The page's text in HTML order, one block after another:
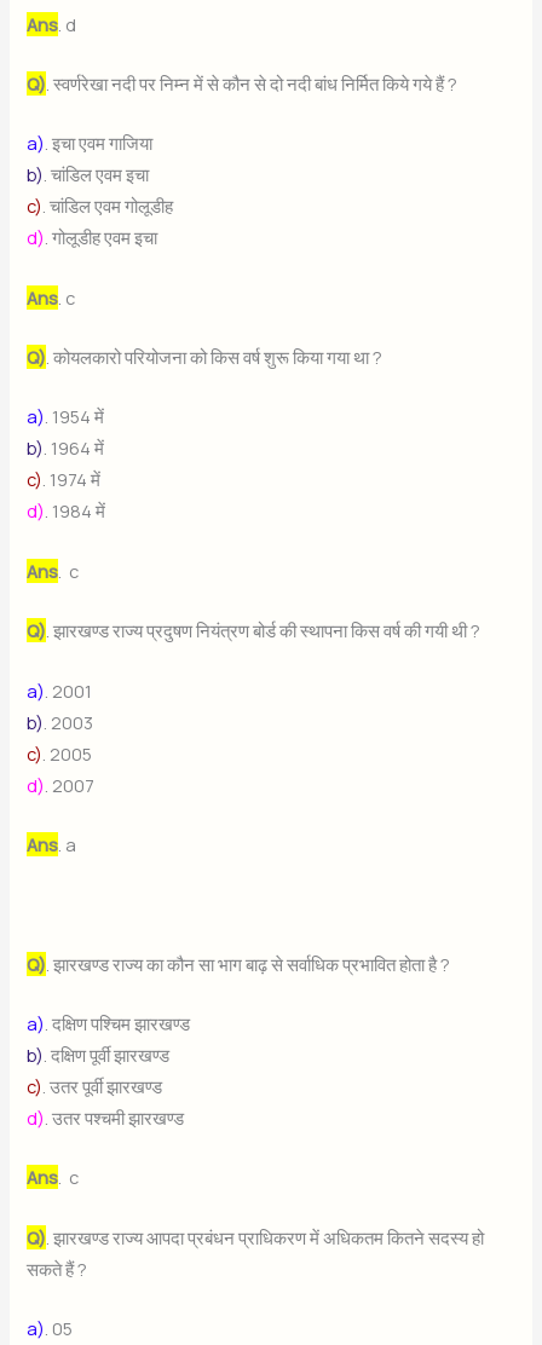
Ans . d
Q). स्वर्णरेखा नदी पर निम्न में से कौन से दो नदी बांध निर्मित किये गये हैं ?
a). इचा एवम गाजिया
b). चांडिल एवम इचा
c). चांडिल एवम गोलूडीह
d). गोलूडीह एवम इचा
Ans . c
Q). कोयलकारो परियोजना को किस वर्ष शुरू किया गया था ?
a). 1954 में
b). 1964 में
c). 1974 में
d). 1984 में
Ans . c
Q). झारखण्ड राज्य प्रदुषण नियंत्रण बोर्ड की स्थापना किस वर्ष की गयी थी ?
a) . 2001
b) . 2003
c) . 2005
d) . 2007
Ans . a
Q) . झारखण्ड राज्य का कौन सा भाग बाढ़ से सर्वाधिक प्रभावित होता है ?
a) . दक्षिण पश्चिम झारखण्ड
b) . दक्षिण पूर्वी झारखण्ड
c) . उतर पूर्वी झारखण्ड
d) . उतर पश्चमी झारखण्ड
Ans. c
Q) . झारखण्ड राज्य आपदा प्रबंधन प्राधिकरण में अधिकतम कितने सदस्य हो
सकते हैं ?
a) . 05